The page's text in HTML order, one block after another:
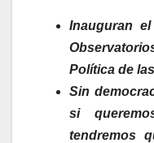
Inauguran
Política de
Sin
si
tendremos